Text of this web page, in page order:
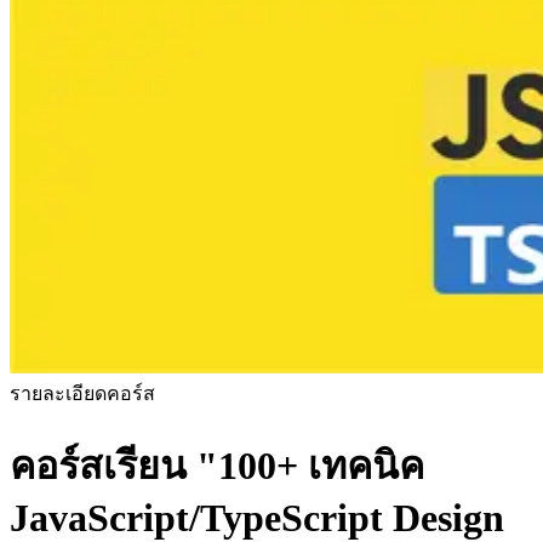
รายละเอียดคอร์ส
คอร์สเรียน "100+ เทคนิค
JavaScript/TypeScript Design